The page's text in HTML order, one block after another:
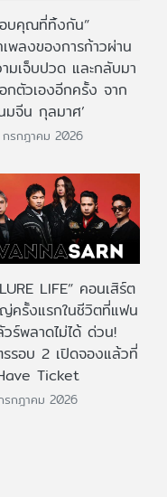
บคุณที่ทิ้งกัน”
พลงของการก้าวผ่าน
มเจ็บปวด และกลับมา
กตัวเองอีกครั้ง จาก
มจีน กุลมาศ’
รกฎาคม 2026
LIFE” คอนเสิร์ต
ครั้งแรกในชีวิตที่แฟน
ร์พลาดไม่ได้ ด่วน!
รอบ 2 เปิดจองแล้วที่
Ticket
รกฎาคม 2026